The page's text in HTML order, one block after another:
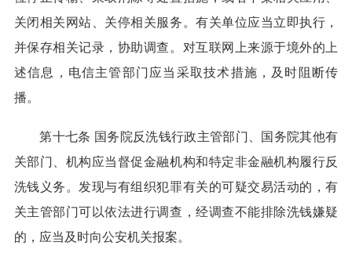
关闭相关网站、关停相关服务。有关单位应当立即执行，
并保存相关记录，协助调查。对互联网上来源于境外的上
述信息，电信主管部门应当采取技术措施，及时阻断传
播。
第十七条 国务院反洗钱行政主管部门、国务院其他有
关部门、机构应当督促金融机构和特定非金融机构履行反
洗钱义务。发现与有组织犯罪有关的可疑交易活动的，有
关主管部门可以依法进行调查，经调查不能排除洗钱嫌疑
的，应当及时向公安机关报案。